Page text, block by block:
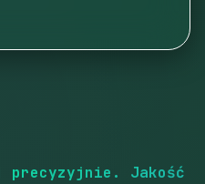
precyzyjnie. Jakość